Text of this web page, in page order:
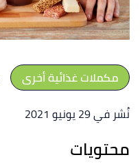
مكملات غذائية أخرى
نُشر في 29 يونيو 2021
محتويات